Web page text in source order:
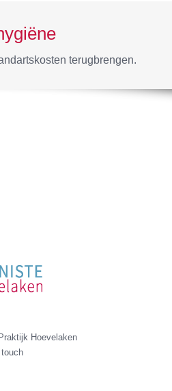
terugbrengen.
Hoevelaken